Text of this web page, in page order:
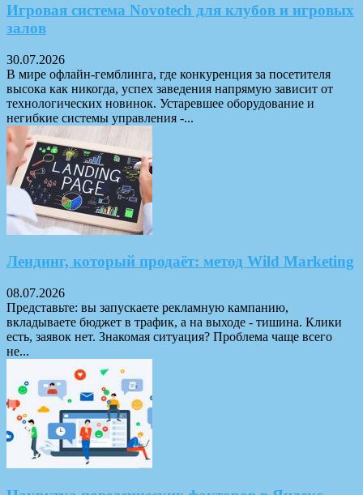
Игровая система Novotech для клубов и игровых
залов
30.07.2026
В мире офлайн-гемблинга, где конкуренция за посетителя
высока как никогда, успех заведения напрямую зависит от
технологических новинок. Устаревшее оборудование и
негибкие системы управления -...
Лендинг, который продаёт: метод Wild Marketing
08.07.2026
Представьте: вы запускаете рекламную кампанию,
вкладываете бюджет в трафик, а на выходе - тишина. Клики
есть, заявок нет. Знакомая ситуация? Проблема чаще всего
не...